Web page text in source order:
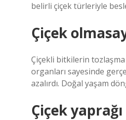
belirli çiçek türleriyle
Çiçek
Çiçekli bitkilerin tozlaşma
organları sayesinde
azalırdı. Doğal yaşam
Çiçek